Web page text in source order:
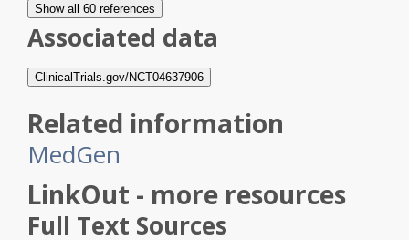
Show all 60 references
Associated data
ClinicalTrials.gov/NCT04637906
Related information
MedGen
LinkOut - more resources
Full Text Sources